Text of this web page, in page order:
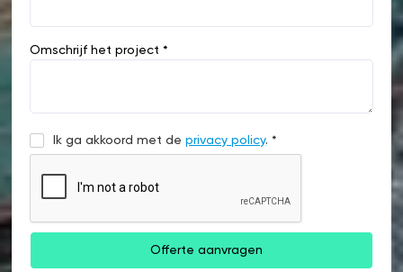
Omschrijf het project *
Ik ga akkoord met deprivacy policy. *